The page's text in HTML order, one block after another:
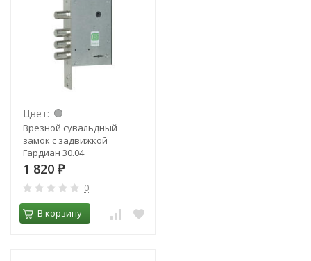
Цвет:
Врезной сувальдный
замок с задвижкой
Гардиан 30.04
1 820 ₽
0
В корзину